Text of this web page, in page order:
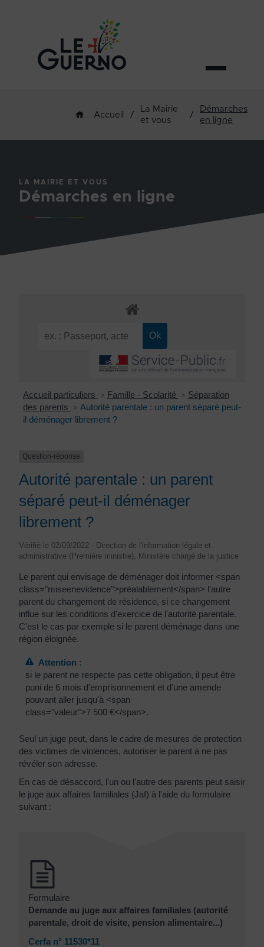
Accueil /
La Mairie
et vous
/
Démarches
en ligne
LA MAIRIE ET VOUS
Démarches en ligne
Accueil particuliers > Famille - Scolarité > Séparation
des parents
> Autorité parentale : un parent séparé peut-
il déménager librement ?
Question-réponse
Autorité parentale : un parent
séparé peut-il déménager
librement ?
Vérifié le 02/09/2022 - Direction de l'information légale et
administrative (Première ministre), Ministère chargé de la justice
Le parent qui envisage de déménager doit informer <span
class="miseenevidence">préalablement</span> l'autre
parent du changement de résidence, si ce changement
influe sur les conditions d'exercice de l'autorité parentale.
C'est le cas par exemple si le parent déménage dans une
région éloignée.
Attention :
si le parent ne respecte pas cette obligation, il peut être
puni de 6 mois d'emprisonnement et d'une amende
pouvant aller jusqu'à <span
class="valeur">7 500 €</span>.
Seul un juge peut, dans le cadre de mesures de protection
des victimes de violences, autoriser le parent à ne pas
révéler son adresse.
En cas de désaccord, l'un ou l'autre des parents peut saisir
le juge aux affaires familiales (Jaf) à l'aide du formulaire
suivant :
Formulaire
Demande au juge aux affaires familiales (autorité
parentale, droit de visite, pension alimentaire...)
Cerfa n° 11530*11